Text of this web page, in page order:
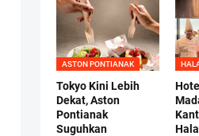
ASTON PONTIANAK
Tokyo Kini Lebih
Dekat, Aston
Pontianak
Suguhkan